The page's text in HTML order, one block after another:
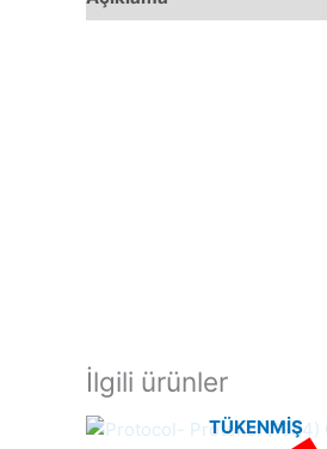
İlgili ürünler
TÜKENMIŞ